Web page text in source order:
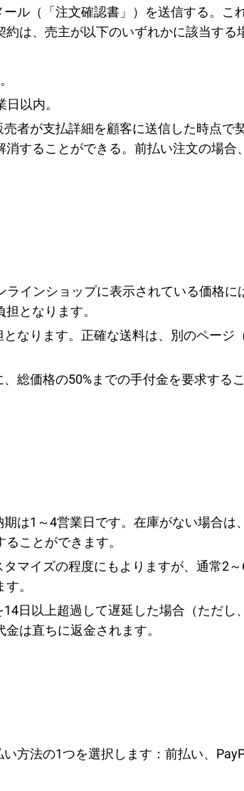
ル（「注文確認書」）を送信する。こ
は、売主が以下のいずれかに該当する
以内。
者が支払詳細を顧客に送信した時点で
することができる。前払い注文の場
インショップに表示されている価格に
となります。
なります。正確な送料は、別のページ
総価格の50%までの手付金を要求する
は1～4営業日です。在庫がない場合
ことができます。
マイズの程度にもよりますが、通常2
。
日以上超過して遅延した場合（ただ
は直ちに返金されます。
方法の1つを選択します：前払い、